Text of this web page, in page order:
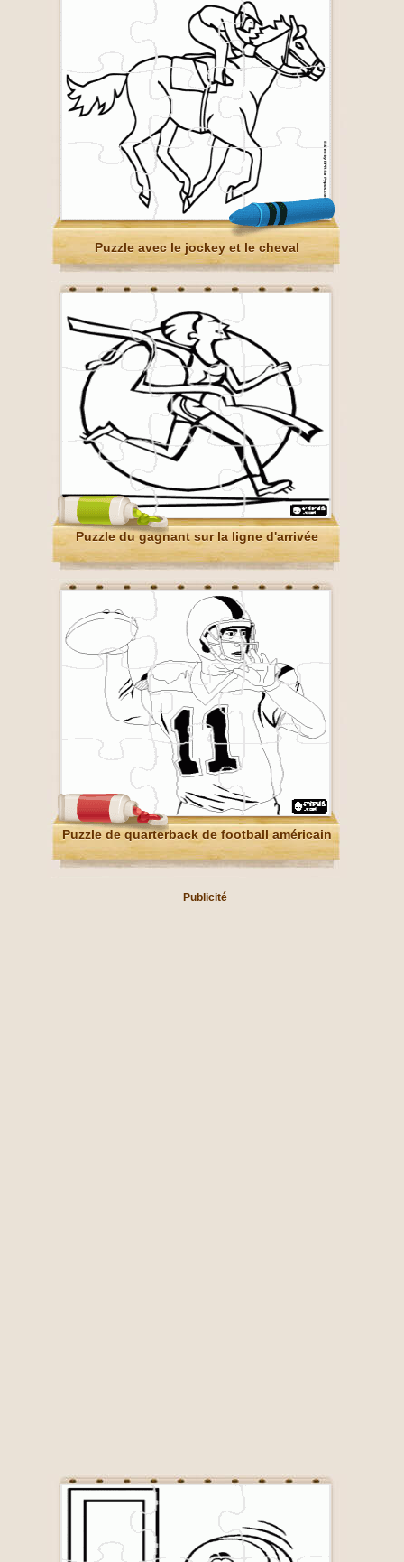
Puzzle avec le jockey et le cheval
Puzzle du gagnant sur la ligne d'arrivée
Puzzle de quarterback de football américain
Publicité